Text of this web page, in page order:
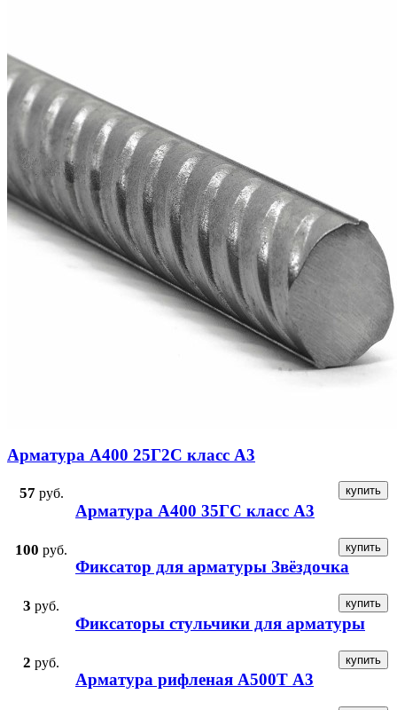
Арматура А400 25Г2С класс А3
57 руб.
Арматура А400 35ГС класс А3
100 руб.
Фиксатор для арматуры Звёздочка
3 руб.
Фиксаторы стульчики для арматуры
2 руб.
Арматура рифленая А500Т А3